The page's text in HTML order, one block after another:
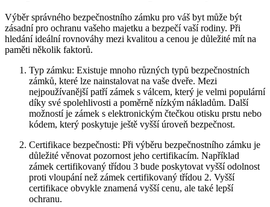
Výběr‌ správného⁤ bezpečnostního zámku pro váš byt může být⁣
zásadní pro ochranu ⁤vašeho majetku a bezpečí ​vaší rodiny. Při⁢
hledání ideální rovnováhy mezi kvalitou a cenou je důležité mít na‍
paměti několik faktorů.
Typ zámku: Existuje mnoho různých ​typů⁣ bezpečnostních
zámků, které lze​ nainstalovat ‍na vaše dveře. Mezi
nejpoužívanější patří⁣ zámek s ⁢válcem, který je velmi populární
díky své spolehlivosti a‍ poměrně nízkým ‍nákladům. Další
možností je zámek s ⁢elektronickým čtečkou otisku prstu nebo
kódem, který poskytuje ještě vyšší úroveň bezpečnost.
Certifikace bezpečnosti: Při výběru ⁢bezpečnostního zámku je
důležité věnovat ​pozornost jeho certifikacím. Například
zámek certifikovaný třídou 3 bude poskytovat vyšší odolnost
proti vloupání než ⁤zámek certifikovaný⁢ třídou 2.‌ Vyšší
certifikace obvykle ⁤znamená⁤ vyšší cenu, ​ale také lepší
ochranu.